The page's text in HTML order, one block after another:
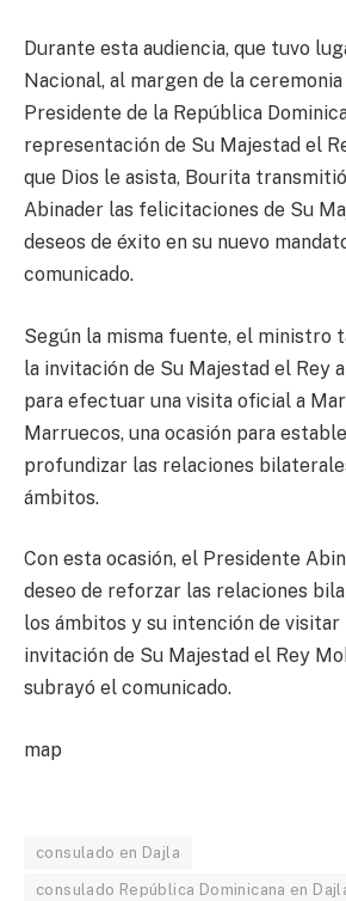
Durante esta audiencia, que tuvo
Nacional, al margen de la
Presidente de la República
representación de Su Majestad el
que Dios le asista, Bourita
Abinader las felicitaciones de Su
deseos de éxito en su nuevo
comunicado.
Según la misma fuente, el ministro
la invitación de Su Majestad el Rey
para efectuar una visita oficial a
Marruecos, una ocasión para
profundizar las relaciones
ámbitos.
Con esta ocasión, el Presidente
deseo de reforzar las relaciones
los ámbitos y su intención de
invitación de Su Majestad el Rey
subrayó el comunicado.
map
consulado en Dajla
consulado República Dominicana en